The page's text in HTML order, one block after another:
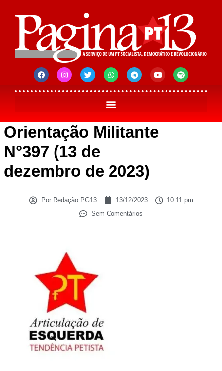
Orientação Militante
N°397 (13 de
dezembro de 2023)
PorRedação PG13 13/12/2023
10:11 pm
Sem Comentários